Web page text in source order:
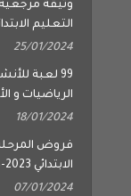
وثيقة
التعليم
25/01/2024
99 لعبة
الرياضيات و
18/01/2024
فروض
الابتدائي 2023-2024
07/01/2024